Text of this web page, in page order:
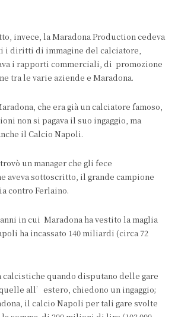
invece, la Maradona Production cedeva
i diritti di immagine del calciatore,
i rapporti commerciali, di promozione
tra le varie aziende e Maradona.
che era già un calciatore famoso,
non si pagava il suo ingaggio, ma
il Calcio Napoli.
un manager che gli fece
aveva sottoscritto, il grande campione
contro Ferlaino.
in cui Maradona ha vestito la maglia
ha incassato 140 miliardi (circa 72
calcistiche quando disputano delle gare
all’estero, chiedono un ingaggio;
il calcio Napoli per tali gare svolte